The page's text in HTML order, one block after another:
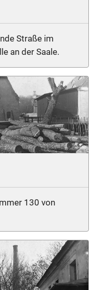
Straße im
an der Saale.
130 von